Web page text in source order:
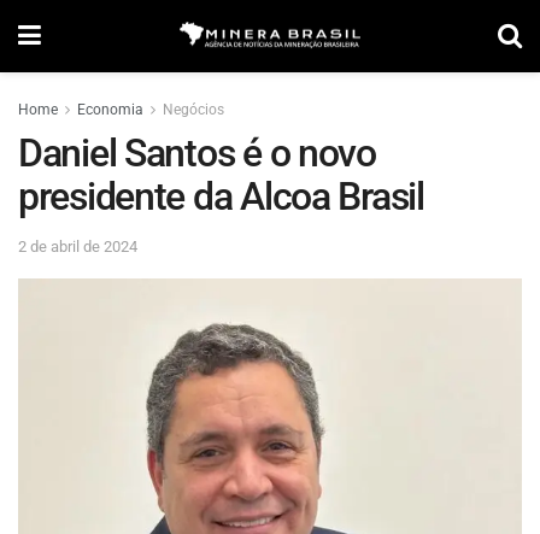
Home Economia Negócios
Daniel Santos é o novo
presidente da Alcoa Brasil
2 de abril de 2024